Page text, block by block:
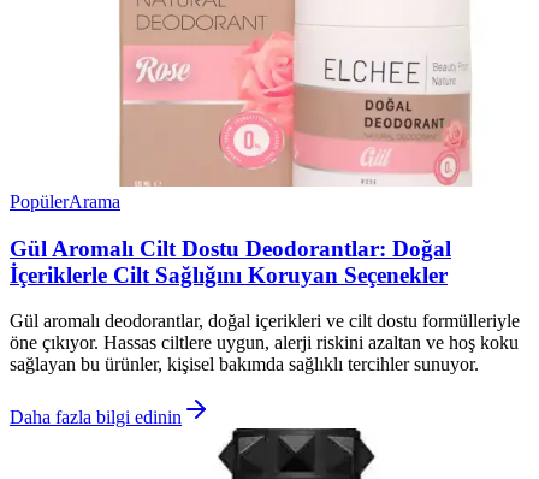
PopülerArama
Gül Aromalı Cilt Dostu Deodorantlar: Doğal
İçeriklerle Cilt Sağlığını Koruyan Seçenekler
Gül aromalı deodorantlar, doğal içerikleri ve cilt dostu formülleriyle
öne çıkıyor. Hassas ciltlere uygun, alerji riskini azaltan ve hoş koku
sağlayan bu ürünler, kişisel bakımda sağlıklı tercihler sunuyor.
Daha fazla bilgi edinin